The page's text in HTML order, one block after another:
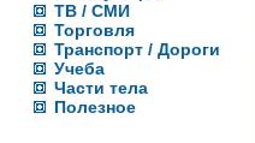
ТВ / СМИ
Торговля
Транспорт / Дороги
Учеба
Части тела
Полезное